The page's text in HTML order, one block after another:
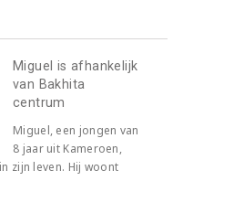
Miguel is afhankelijk
van Bakhita
centrum
Miguel, een jongen van
8 jaar uit Kameroen,
zijn leven. Hij woont